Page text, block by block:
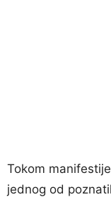
Tokom
jednog od